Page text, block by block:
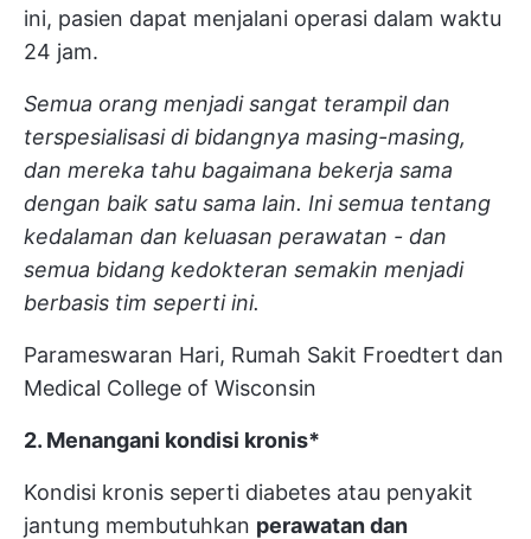
ini, pasien dapat menjalani operasi dalam waktu
24 jam.
Semua orang menjadi sangat terampil dan
terspesialisasi di bidangnya masing-masing,
dan mereka tahu bagaimana bekerja sama
dengan baik satu sama lain. Ini semua tentang
kedalaman dan keluasan perawatan - dan
semua bidang kedokteran semakin menjadi
berbasis tim seperti ini.
Parameswaran Hari, Rumah Sakit Froedtert dan
Medical College of Wisconsin
2. Menangani kondisi kronis*
Kondisi kronis seperti diabetes atau penyakit
jantung membutuhkan perawatan dan